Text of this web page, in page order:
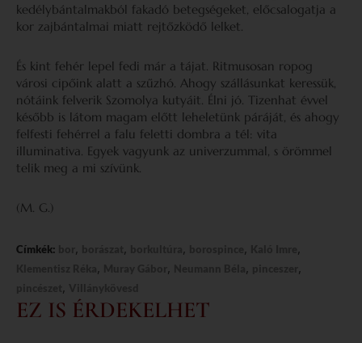
kedélybántalmakból fakadó betegségeket, előcsalogatja a
kor zajbántalmai miatt rejtőzködő lelket.
És kint fehér lepel fedi már a tájat. Ritmusosan ropog
városi cipőink alatt a szűzhó. Ahogy szállásunkat keressük,
nótáink felverik Szomolya kutyáit. Élni jó. Tizenhat évvel
később is látom magam előtt leheletünk páráját, és ahogy
felfesti fehérrel a falu feletti dombra a tél: vita
illuminativa. Egyek vagyunk az univerzummal, s örömmel
telik meg a mi szívünk.
(M. G.)
Címkék: , , , , ,
, , , ,
,
EZ IS ÉRDEKELHET